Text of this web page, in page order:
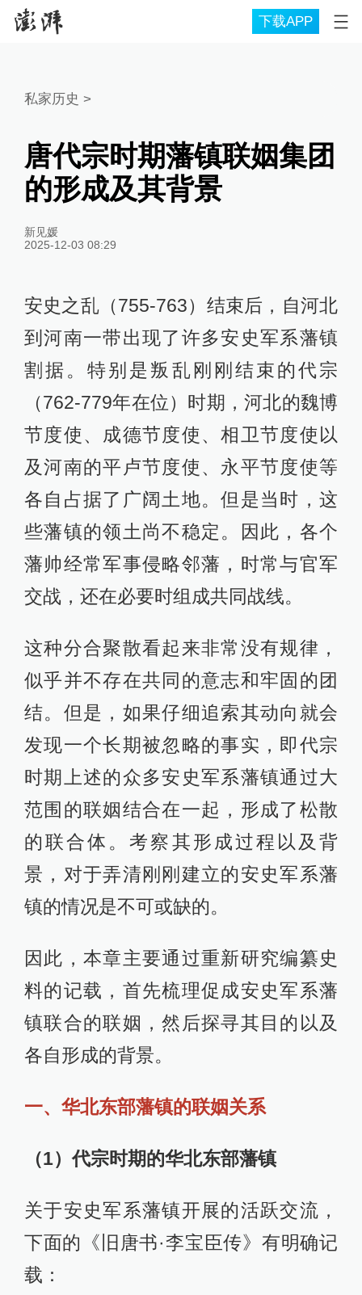
下载APP
私家历史 >
唐代宗时期藩镇联姻集团
的形成及其背景
新见媛
2025-12-03 08:29
安史之乱（755-763）结束后，自河北
到河南一带出现了许多安史军系藩镇
割据。特别是叛乱刚刚结束的代宗
（762-779年在位）时期，河北的魏博
节度使、成德节度使、相卫节度使以
及河南的平卢节度使、永平节度使等
各自占据了广阔土地。但是当时，这
些藩镇的领土尚不稳定。因此，各个
藩帅经常军事侵略邻藩，时常与官军
交战，还在必要时组成共同战线。
这种分合聚散看起来非常没有规律，
似乎并不存在共同的意志和牢固的团
结。但是，如果仔细追索其动向就会
发现一个长期被忽略的事实，即代宗
时期上述的众多安史军系藩镇通过大
范围的联姻结合在一起，形成了松散
的联合体。考察其形成过程以及背
景，对于弄清刚刚建立的安史军系藩
镇的情况是不可或缺的。
因此，本章主要通过重新研究编纂史
料的记载，首先梳理促成安史军系藩
镇联合的联姻，然后探寻其目的以及
各自形成的背景。
一、华北东部藩镇的联姻关系
（1）代宗时期的华北东部藩镇
关于安史军系藩镇开展的活跃交流，
下面的《旧唐书·李宝臣传》有明确记
载：